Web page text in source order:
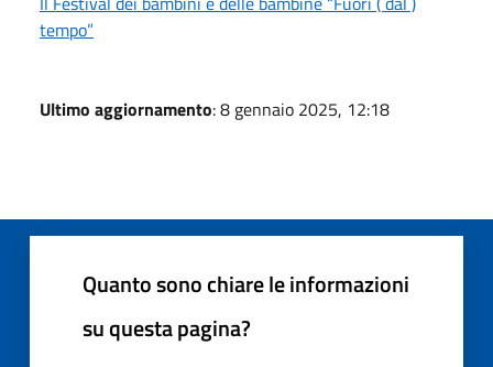
tempo”
Ultimo aggiornamento: 8 gennaio 2025, 12:18
Quanto sono chiare le informazioni
su questa pagina?